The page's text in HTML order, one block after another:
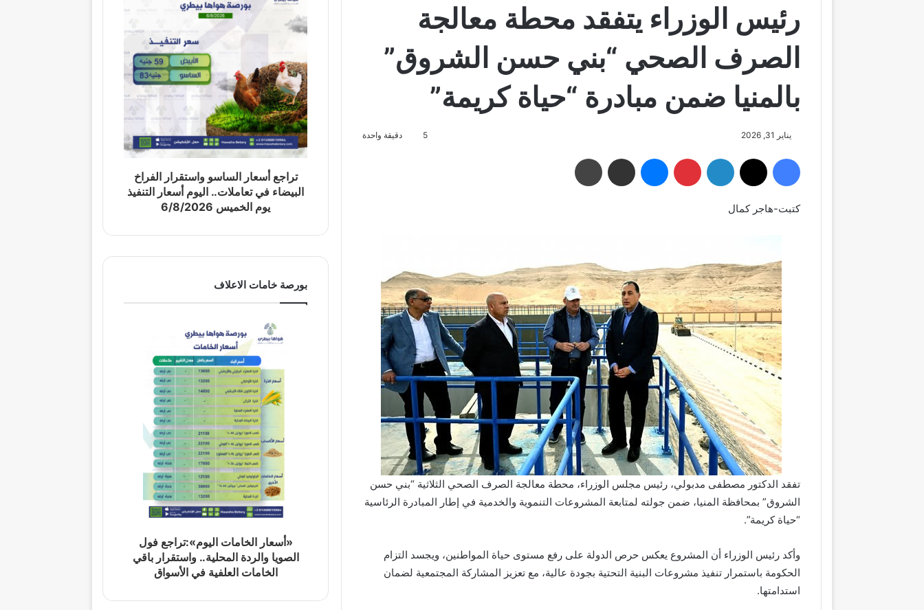
رئيس الوزراء يتفقد محطة معالجة
الصرف الصحي “بني حسن الشروق”
بالمنيا ضمن مبادرة “حياة كريمة”
يناير 31, 2026 5 دقيقة واحدة
فيسبوك لينكدإن بينتيريست ماسنجر مشاركة عبر البريد
كتبت-هاجر كمال
تفقد الدكتور مصطفى مدبولي، رئيس مجلس الوزراء، محطة معالجة الصرف الصحي الثلاثية “بني حسن
الشروق” بمحافظة المنيا، ضمن جولته لمتابعة المشروعات التنموية والخدمية في إطار المبادرة الرئاسية
“حياة كريمة”.
وأكد رئيس الوزراء أن المشروع يعكس حرص الدولة على رفع مستوى حياة المواطنين، ويجسد التزام
الحكومة باستمرار تنفيذ مشروعات البنية التحتية بجودة عالية، مع تعزيز المشاركة المجتمعية لضمان
استدامتها.
تراجع أسعار الساسو واستقرار الفراخ
البيضاء في تعاملات.. اليوم أسعار التنفيذ
يوم الخميس 6/8/2026
بورصة خامات الاعلاف
«أسعار الخامات اليوم»:تراجع فول
الصويا والردة المحلية.. واستقرار باقي
الخامات العلفية في الأسواق